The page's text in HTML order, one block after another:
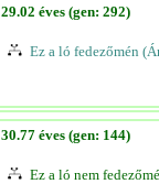
29.02 éves (gen: 292)
Ez a ló fedezőmén
30.77 éves (gen: 144)
Ez a ló nem